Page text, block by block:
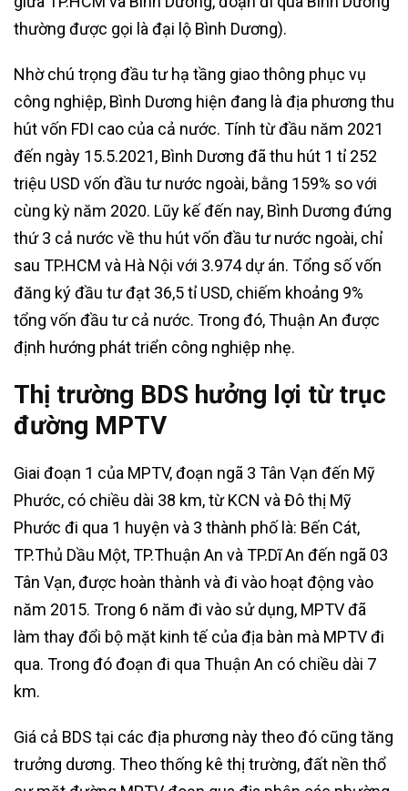
thường được gọi là đại lộ Bình Dương).
Nhờ chú trọng đầu tư hạ tầng giao thông phục vụ
công nghiệp, Bình Dương hiện đang là địa phương thu
hút vốn FDI cao của cả nước. Tính từ đầu năm 2021
đến ngày 15.5.2021, Bình Dương đã thu hút 1 tỉ 252
triệu USD vốn đầu tư nước ngoài, bằng 159% so với
cùng kỳ năm 2020. Lũy kế đến nay, Bình Dương đứng
thứ 3 cả nước về thu hút vốn đầu tư nước ngoài, chỉ
sau TP.HCM và Hà Nội với 3.974 dự án. Tổng số vốn
đăng ký đầu tư đạt 36,5 tỉ USD, chiếm khoảng 9%
tổng vốn đầu tư cả nước. Trong đó, Thuận An được
định hướng phát triển công nghiệp nhẹ.
Thị trường BDS hưởng lợi từ trục
đường MPTV
Giai đoạn 1 của MPTV, đoạn ngã 3 Tân Vạn đến Mỹ
Phước, có chiều dài 38 km, từ KCN và Đô thị Mỹ
Phước đi qua 1 huyện và 3 thành phố là: Bến Cát,
TP.Thủ Dầu Một, TP.Thuận An và TP.Dĩ An đến ngã 03
Tân Vạn, được hoàn thành và đi vào hoạt động vào
năm 2015. Trong 6 năm đi vào sử dụng, MPTV đã
làm thay đổi bộ mặt kinh tế của địa bàn mà MPTV đi
qua. Trong đó đoạn đi qua Thuận An có chiều dài 7
km.
Giá cả BDS tại các địa phương này theo đó cũng tăng
trưởng dương. Theo thống kê thị trường, đất nền thổ